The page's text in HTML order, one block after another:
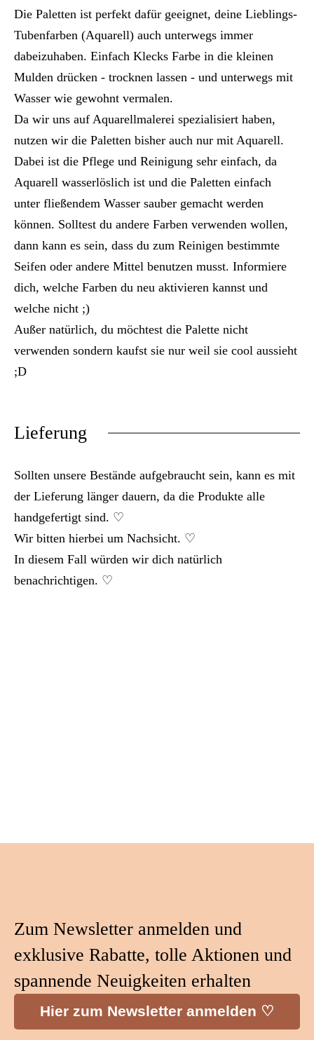
Die Paletten ist perfekt dafür geeignet, deine Lieblings-
Tubenfarben (Aquarell) auch unterwegs immer
dabeizuhaben. Einfach Klecks Farbe in die kleinen
Mulden drücken - trocknen lassen - und unterwegs mit
Wasser wie gewohnt vermalen.
Da wir uns auf Aquarellmalerei spezialisiert haben,
nutzen wir die Paletten bisher auch nur mit Aquarell.
Dabei ist die Pflege und Reinigung sehr einfach, da
Aquarell wasserlöslich ist und die Paletten einfach
unter fließendem Wasser sauber gemacht werden
können. Solltest du andere Farben verwenden wollen,
dann kann es sein, dass du zum Reinigen bestimmte
Seifen oder andere Mittel benutzen musst. Informiere
dich, welche Farben du neu aktivieren kannst und
welche nicht ;)
Außer natürlich, du möchtest die Palette nicht
verwenden sondern kaufst sie nur weil sie cool aussieht
;D
Lieferung
Sollten unsere Bestände aufgebraucht sein, kann es mit
der Lieferung länger dauern, da die Produkte alle
handgefertigt sind. ♡
Wir bitten hierbei um Nachsicht. ♡
In diesem Fall würden wir dich natürlich
benachrichtigen. ♡
Zum Newsletter anmelden und
exklusive Rabatte, tolle Aktionen und
spannende Neuigkeiten erhalten
Hier zum Newsletter anmelden ♡